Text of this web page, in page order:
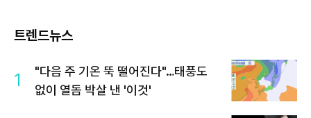
트렌드뉴스
1
"다음 주 기온 뚝 떨어진다"…태풍도
없이 열돔 박살 낸 '이것'